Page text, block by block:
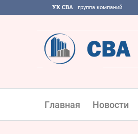
УК СВА группа компаний
Главная Новости